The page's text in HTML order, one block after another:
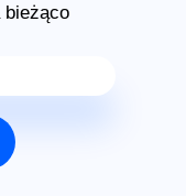
bieżąco